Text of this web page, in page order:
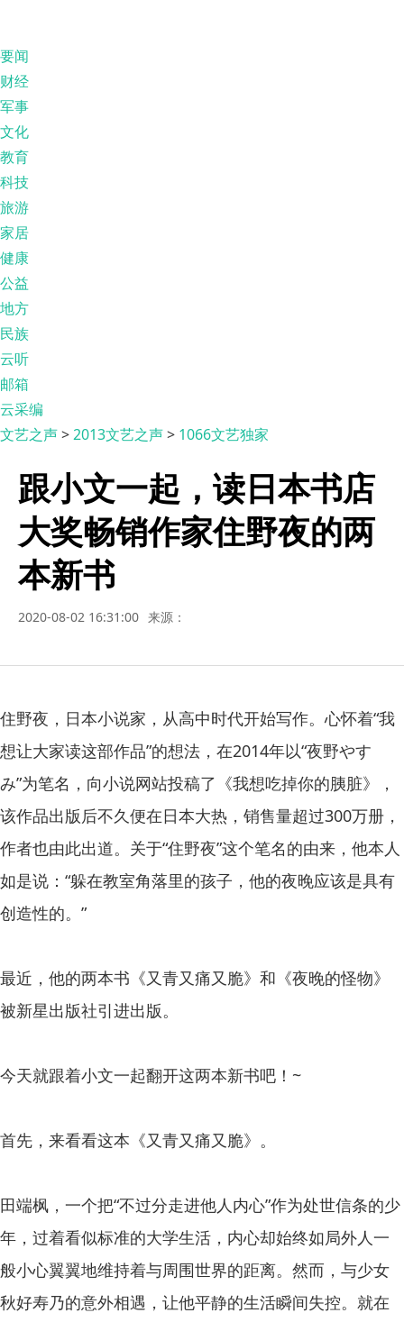
要闻
财经
军事
文化
教育
科技
旅游
家居
健康
公益
地方
民族
云听
邮箱
云采编
文艺之声>2013文艺之声> 1066文艺独家
跟小文一起，读日本书店
大奖畅销作家住野夜的两
本新书
2020-08-02 16:31:00 来源：
住野夜，日本小说家，从高中时代开始写作。心怀着“我
想让大家读这部作品”的想法，在2014年以“夜野やす
み”为笔名，向小说网站投稿了《我想吃掉你的胰脏》，
该作品出版后不久便在日本大热，销售量超过300万册，
作者也由此出道。关于“住野夜”这个笔名的由来，他本人
如是说：“躲在教室角落里的孩子，他的夜晚应该是具有
创造性的。”
最近，他的两本书《又青又痛又脆》和《夜晚的怪物》
被新星出版社引进出版。
今天就跟着小文一起翻开这两本新书吧！~
首先，来看看这本《又青又痛又脆》。
田端枫，一个把“不过分走进他人内心”作为处世信条的少
年，过着看似标准的大学生活，内心却始终如局外人一
般小心翼翼地维持着与周围世界的距离。然而，与少女
秋好寿乃的意外相遇，让他平静的生活瞬间失控。就在